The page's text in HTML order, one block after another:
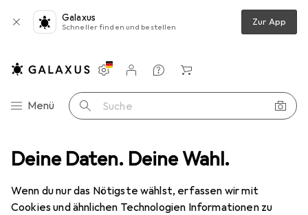
Deine Daten. Deine Wahl.
Wenn du nur das Nötigste wählst, erfassen wir mit
Cookies und ähnlichen Technologien Informationen zu
Galaxus
Schneller finden und bestellen Zur App
Navigation nach Kategorien
Menü Suche
Einstellungen
Kundenkonto
Vergleichslisten
Merklisten
Warenkorb
Kostüm Metamorph Pippi Langstrumpf Kostüm für Kinder